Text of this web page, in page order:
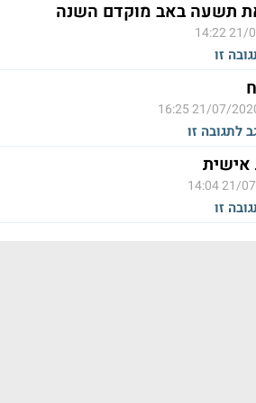
תשעה באב מוקדם השנה
21/
זו
21/07/2020
לתגובה זו
אישית
21/07/
זו